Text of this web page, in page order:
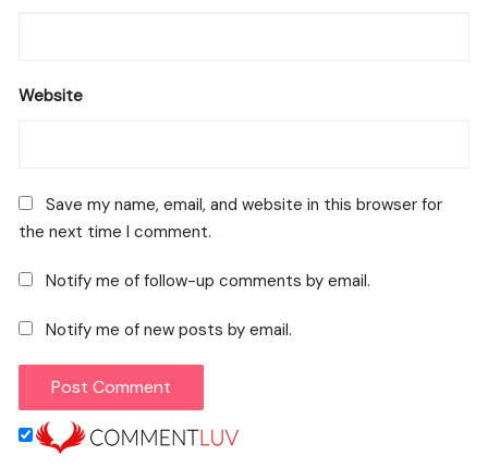
Website
Save my name, email, and website in this browser for
the next time I comment.
Notify me of follow-up comments by email.
Notify me of new posts by email.